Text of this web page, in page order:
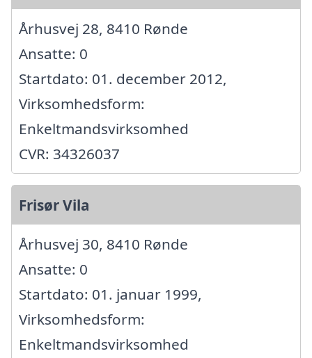
Århusvej 28, 8410 Rønde
Ansatte: 0
Startdato: 01. december 2012,
Virksomhedsform:
Enkeltmandsvirksomhed
CVR: 34326037
Frisør Vila
Århusvej 30, 8410 Rønde
Ansatte: 0
Startdato: 01. januar 1999,
Virksomhedsform:
Enkeltmandsvirksomhed